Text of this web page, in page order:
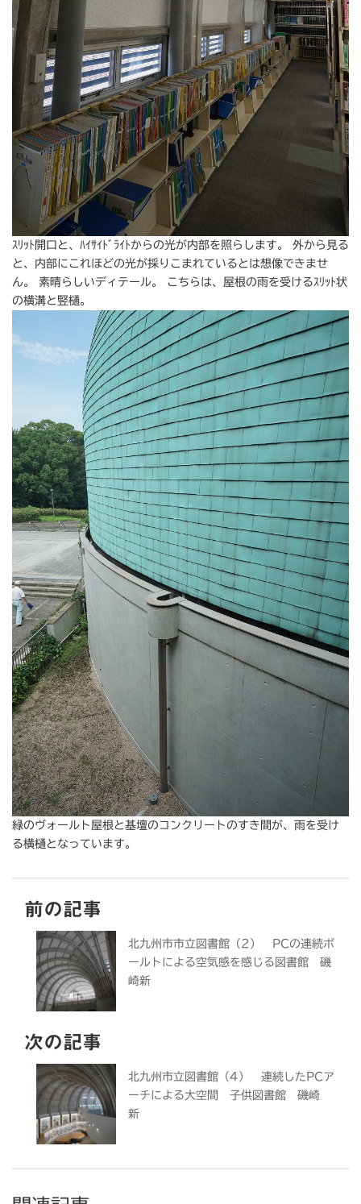
ｽﾘｯﾄ開口と、ﾊｲｻｲﾄﾞﾗｲﾄからの光が内部を照らします。 外から見る
と、内部にこれほどの光が採りこまれているとは想像できませ
ん。 素晴らしいディテール。 こちらは、屋根の雨を受けるｽﾘｯﾄ状
の横溝と竪樋。
緑のヴォールト屋根と基壇のコンクリートのすき間が、雨を受け
る横樋となっています。
前の記事
北九州市市立図書館（2） PCの連続ボ
ールトによる空気感を感じる図書館 磯
崎新
次の記事
北九州市立図書館（4） 連続したPCア
ーチによる大空間 子供図書館 磯崎
新